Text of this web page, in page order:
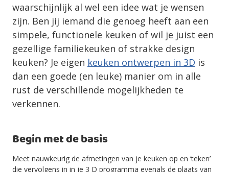
waarschijnlijk al wel een idee wat je wensen
zijn. Ben jij iemand die genoeg heeft aan een
simpele, functionele keuken of wil je juist een
gezellige familiekeuken of strakke design
keuken? Je eigen keuken ontwerpen in 3D is
dan een goede (en leuke) manier om in alle
rust de verschillende mogelijkheden te
verkennen.
Begin met de basis
Meet nauwkeurig de afmetingen van je keuken op en ‘teken’
die vervolgens in in je 3 D programma evenals de plaats van